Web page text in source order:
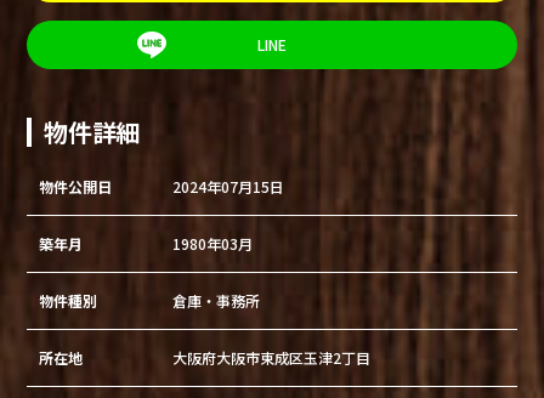
LINE
物件詳細
物件公開日 2024年07月15日
築年月 1980年03月
物件種別 倉庫・事務所
所在地 大阪府大阪市東成区玉津2丁目